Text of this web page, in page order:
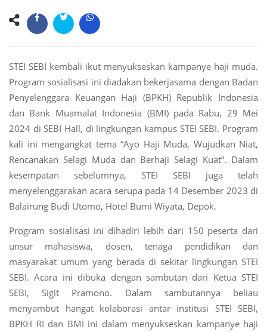
STEI SEBI kembali ikut menyukseskan kampanye haji muda.
Program sosialisasi ini diadakan bekerjasama dengan Badan
Penyelenggara Keuangan Haji (BPKH) Republik Indonesia
dan Bank Muamalat Indonesia (BMI) pada Rabu, 29 Mei
2024 di SEBI Hall, di lingkungan kampus STEI SEBI. Program
kali ini mengangkat tema “Ayo Haji Muda, Wujudkan Niat,
Rencanakan Selagi Muda dan Berhaji Selagi Kuat”. Dalam
kesempatan sebelumnya, STEI SEBI juga telah
menyelenggarakan acara serupa pada 14 Desember 2023 di
Balairung Budi Utomo, Hotel Bumi Wiyata, Depok.
Program sosialisasi ini dihadiri lebih dari 150 peserta dari
unsur mahasiswa, dosen, tenaga pendidikan dan
masyarakat umum yang berada di sekitar lingkungan STEI
SEBI. Acara ini dibuka dengan sambutan dari Ketua STEI
SEBI, Sigit Pramono. Dalam sambutannya beliau
menyambut hangat kolaborasi antar institusi STEI SEBI,
BPKH RI dan BMI ini dalam menyukseskan kampanye haji